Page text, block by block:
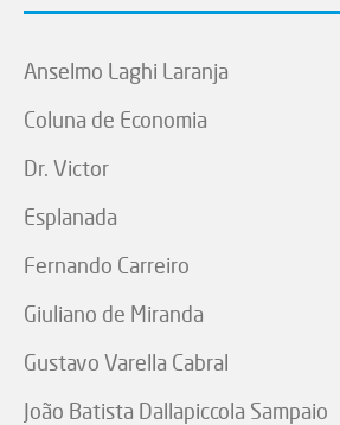
Anselmo Laghi Laranja
Coluna de Economia
Dr. Victor
Esplanada
Fernando Carreiro
Giuliano de Miranda
Gustavo Varella Cabral
João Batista Dallapiccola Sampaio